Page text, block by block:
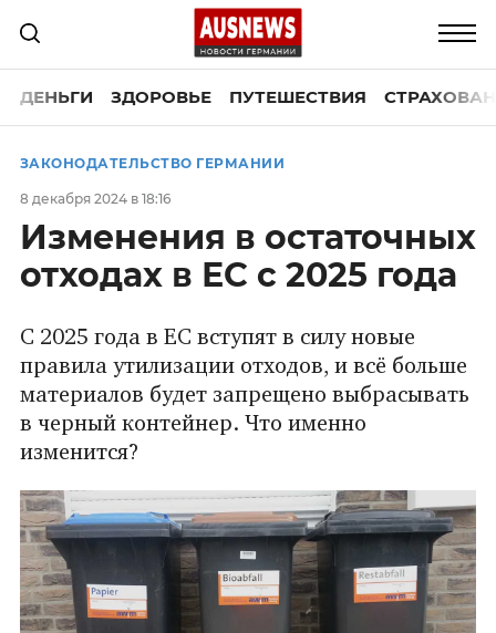
ДЕНЬГИ ЗДОРОВЬЕ ПУТЕШЕСТВИЯ
ЗАКОНОДАТЕЛЬСТВО ГЕРМАНИИ
8 декабря 2024 в 18:16
Изменения в остаточных
отходах в ЕС с 2025 года
С 2025 года в ЕС вступят в силу новые
правила утилизации отходов, и всё больше
материалов будет запрещено выбрасывать
в черный контейнер. Что именно
изменится?